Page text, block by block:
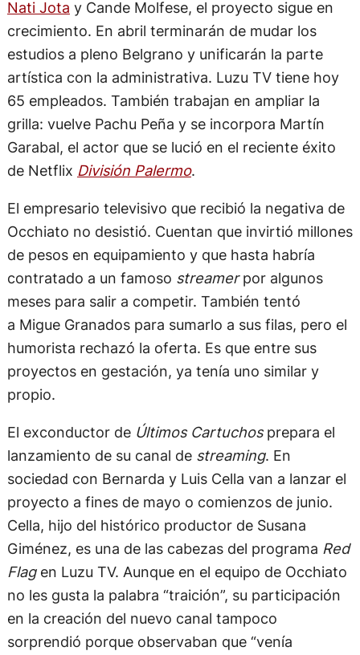
Nati Jota y Cande Molfese, el proyecto sigue en
crecimiento. En abril terminarán de mudar los
estudios a pleno Belgrano y unificarán la parte
artística con la administrativa. Luzu TV tiene hoy
65 empleados. También trabajan en ampliar la
grilla: vuelve Pachu Peña y se incorpora Martín
Garabal, el actor que se lució en el reciente éxito
de Netflix División Palermo.
El empresario televisivo que recibió la negativa de
Occhiato no desistió. Cuentan que invirtió millones
de pesos en equipamiento y que hasta habría
contratado a un famoso streamerpor algunos
meses para salir a competir. También tentó
a Migue Granados para sumarlo a sus filas, pero el
humorista rechazó la oferta. Es que entre sus
proyectos en gestación, ya tenía uno similar y
propio.
El exconductor de Últimos Cartuchosprepara el
lanzamiento de su canal de streaming. En
sociedad con Bernarda y Luis Cella van a lanzar el
proyecto a fines de mayo o comienzos de junio.
Cella, hijo del histórico productor de Susana
Giménez, es una de las cabezas del programa Red
Flag en Luzu TV. Aunque en el equipo de Occhiato
no les gusta la palabra “traición”, su participación
en la creación del nuevo canal tampoco
sorprendió porque observaban que “venía